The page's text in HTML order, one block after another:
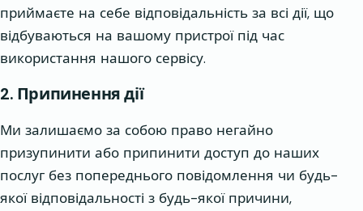
приймаєте на себе відповідальність за всі дії, що
відбуваються на вашому пристрої під час
використання нашого сервісу.
2. Припинення дії
Ми залишаємо за собою право негайно
призупинити або припинити доступ до наших
послуг без попереднього повідомлення чи будь-
якої відповідальності з будь-якої причини,